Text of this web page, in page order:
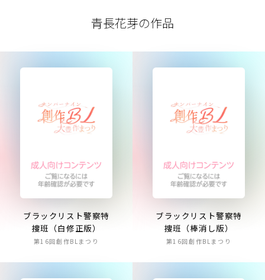
青長花芽の作品
ブラックリスト警察特
捜班（白修正版）
第16回創作BLまつり
ブラックリスト警察特
捜班（棒消し版）
第16回創作BLまつり